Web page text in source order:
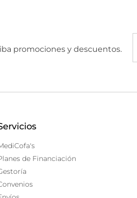
promociones y descuentos.
de Financiación